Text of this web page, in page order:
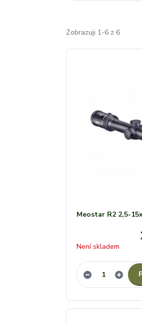
Zobrazuji 1-6 z 6
Meostar R2 2,5-
Není skladem